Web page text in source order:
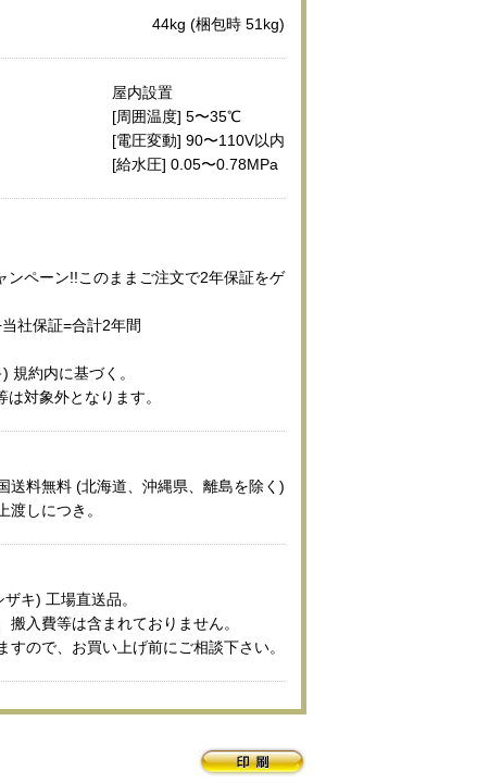
44kg (梱包時 51kg)
屋内設置
[周囲温度] 5〜35℃
[電圧変動] 90〜110V以内
[給水圧] 0.05〜0.78MPa
ンペーン!!このままご注文で2年保証をゲ
社保証=合計2年間
規約内に基づく。
対象外となります。
送料無料 (北海道、沖縄県、離島を除く)
渡しにつき。
キ) 工場直送品。
搬入費等は含まれておりません。
すので、お買い上げ前にご相談下さい。